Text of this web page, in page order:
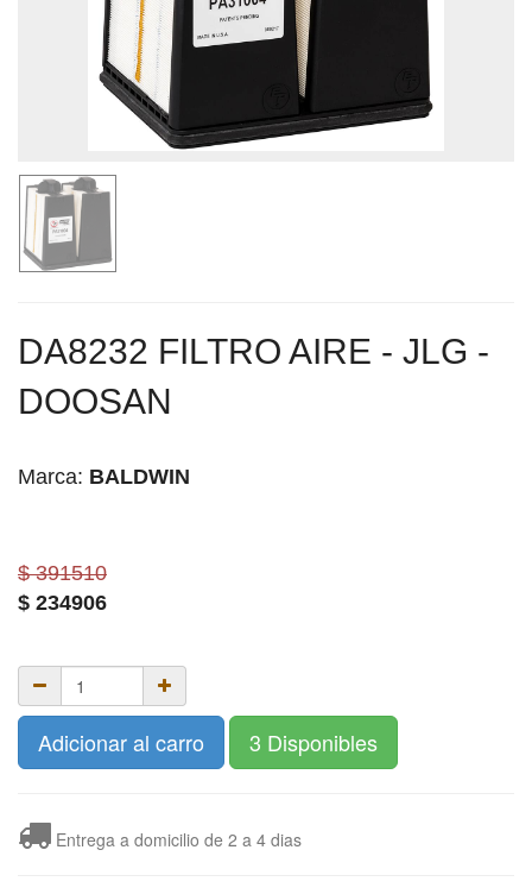
DA8232 FILTRO AIRE - JLG -
DOOSAN
Marca: BALDWIN
$ 391510
$ 234906
Adicionar al carro 3 Disponibles
Entrega a domicilio de 2 a 4 dias